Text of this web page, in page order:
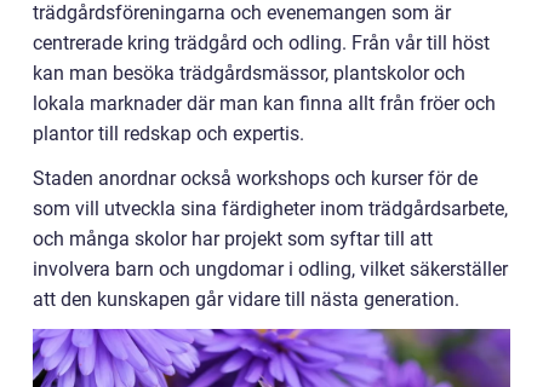
trädgårdsföreningarna och evenemangen som är
centrerade kring trädgård och odling. Från vår till höst
kan man besöka trädgårdsmässor, plantskolor och
lokala marknader där man kan finna allt från fröer och
plantor till redskap och expertis.
Staden anordnar också workshops och kurser för de
som vill utveckla sina färdigheter inom trädgårdsarbete,
och många skolor har projekt som syftar till att
involvera barn och ungdomar i odling, vilket säkerställer
att den kunskapen går vidare till nästa generation.